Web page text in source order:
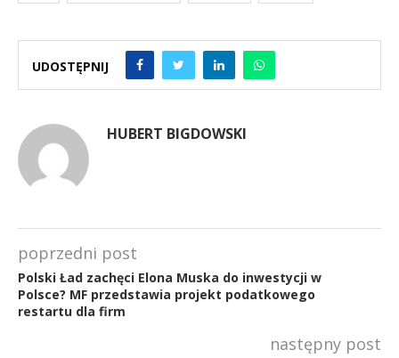
UDOSTĘPNIJ
HUBERT BIGDOWSKI
poprzedni post
Polski Ład zachęci Elona Muska do inwestycji w
Polsce? MF przedstawia projekt podatkowego
restartu dla firm
następny post